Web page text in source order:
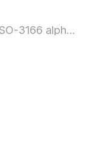
Nom de pays selon la norme ISO-3166 alpha-2